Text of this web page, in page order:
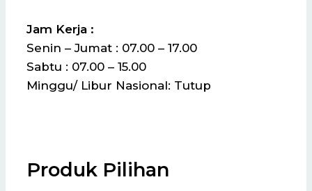
Jam Kerja :
Senin – Jumat : 07.00 – 17.00
Sabtu : 07.00 – 15.00
Minggu/ Libur Nasional: Tutup
Produk Pilihan